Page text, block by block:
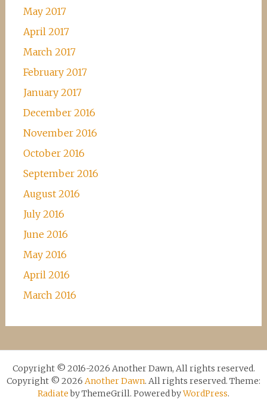
May 2017
April 2017
March 2017
February 2017
January 2017
December 2016
November 2016
October 2016
September 2016
August 2016
July 2016
June 2016
May 2016
April 2016
March 2016
Copyright © 2016-2026 Another Dawn, All rights reserved.
Copyright © 2026 Another Dawn. All rights reserved. Theme:
Radiateby ThemeGrill. Powered byWordPress.